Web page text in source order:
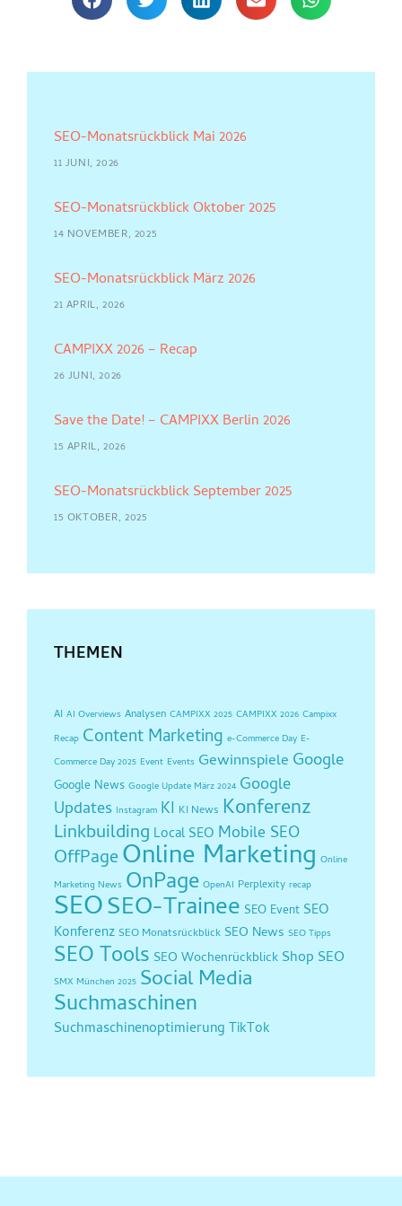
SEO-Monatsrückblick Mai 2026
11 JUNI, 2026
SEO-Monatsrückblick Oktober 2025
14 NOVEMBER, 2025
SEO-Monatsrückblick März 2026
21 APRIL, 2026
CAMPIXX 2026 – Recap
26 JUNI, 2026
Save the Date! – CAMPIXX Berlin 2026
15 APRIL, 2026
SEO-Monatsrückblick September 2025
15 OKTOBER, 2025
THEMEN
AI AI Overviews Analysen CAMPIXX 2025 CAMPIXX 2026 Campixx
Recap Content Marketing e-Commerce Day E-
Commerce Day 2025 Event Events Gewinnspiele Google
Google News Google Update März 2024 Google
Updates Instagram KI KI News Konferenz
Linkbuilding Local SEO Mobile SEO
OffPageOnline Marketing Online
Marketing News OnPage OpenAI Perplexity recap
SEOSEO-Trainee SEO Event SEO
Konferenz SEO Monatsrückblick SEO News SEO Tipps
SEO Tools SEO Wochenrückblick Shop SEO
SMX München 2025 Social Media
Suchmaschinen
Suchmaschinenoptimierung TikTok